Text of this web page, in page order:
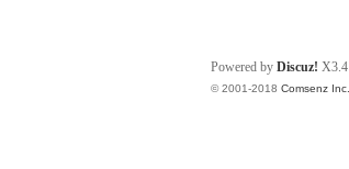
Powered by Discuz! X3.4
© 2001-2018 Comsenz Inc.